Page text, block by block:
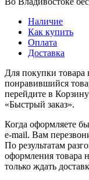
Наличие
Как купить
Оплата
Доставка
Для покупки товара
понравившийся
перейдите в
«Быстрый заказ».
Когда оформляете
e-mail. Вам
По результатам
оформления товара
только ждать